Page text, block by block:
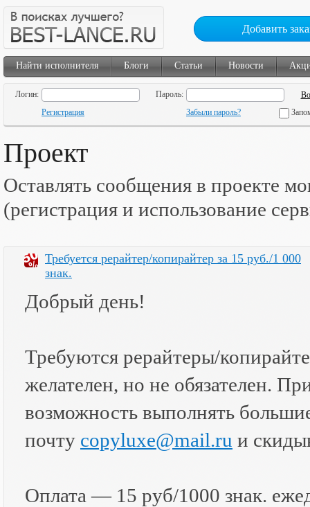
Добавить
Найти исполнителя Блоги Статьи Новости
Логин:
Пароль:
Регистрация
Забыли пароль?
Проект
Оставлять сообщения в проекте
(регистрация и использование
Требуется рерайтер/копирайтер за 15 руб./1 000
знак.
Добрый день!
Требуются рерайтеры/
желателен, но не обязателен.
возможность выполнять
почту copyluxe@mail.ru и
Оплата — 15 руб/1000 знак.